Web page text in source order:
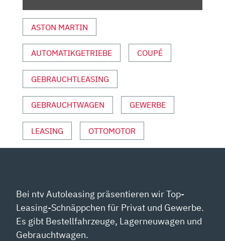
ANZEIGEN
ASTON MARTIN
AUTOMATIKGETRIEBE COUPÉ
GEBRAUCHTLEASING
GEBRAUCHTWAGEN GEWERBE
LEASING OTTOMOTOR
Bei ntv Autoleasing präsentieren wir Top-
Leasing-Schnäppchen für Privat und Gewerbe.
Es gibt Bestellfahrzeuge, Lagerneuwagen und
Gebrauchtwagen.